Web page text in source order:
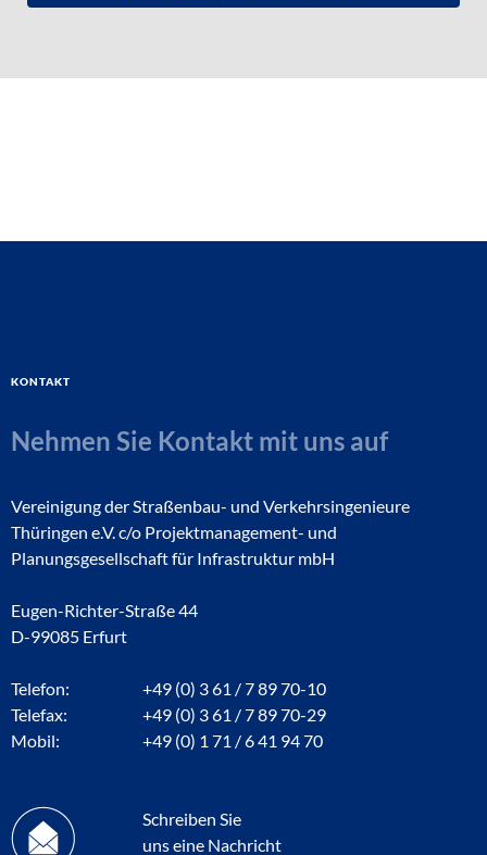
Kontakt
Nehmen Sie Kontakt mit uns auf
Vereinigung der Straßenbau- und Verkehrsingenieure
Thüringen e.V. c/o Projektmanagement- und
Planungsgesellschaft für Infrastruktur mbH
Eugen-Richter-Straße 44
D-99085 Erfurt
Telefon:
+49 (0) 3 61 / 7 89 70-10
Telefax:
+49 (0) 3 61 / 7 89 70-29
Mobil:
+49 (0) 1 71 / 6 41 94 70
Schreiben Sie
uns eine Nachricht